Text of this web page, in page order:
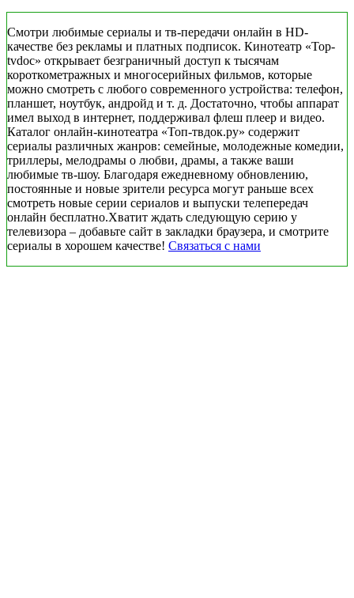
Смотри любимые сериалы и тв-передачи онлайн в HD-
качестве без рекламы и платных подписок. Кинотеатр «Top-
tvdoc» открывает безграничный доступ к тысячам
короткометражных и многосерийных фильмов, которые
можно смотреть с любого современного устройства: телефон,
планшет, ноутбук, андройд и т. д. Достаточно, чтобы аппарат
имел выход в интернет, поддерживал флеш плеер и видео.
Каталог онлайн-кинотеатра «Топ-твдок.ру» содержит
сериалы различных жанров: семейные, молодежные комедии,
триллеры, мелодрамы о любви, драмы, а также ваши
любимые тв-шоу. Благодаря ежедневному обновлению,
постоянные и новые зрители ресурса могут раньше всех
смотреть новые серии сериалов и выпуски телепередач
онлайн бесплатно.Хватит ждать следующую серию у
телевизора – добавьте сайт в закладки браузера, и смотрите
сериалы в хорошем качестве! Связаться с нами